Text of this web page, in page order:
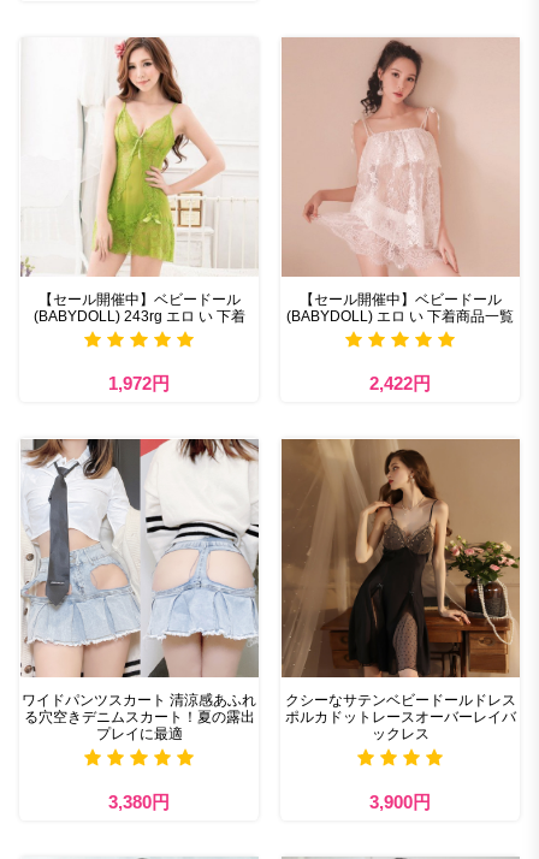
【セール開催中】ベビードール
(BABYDOLL) 243rg エロ い 下着
1,972円
【セール開催中】ベビードール
(BABYDOLL) エロ い 下着商品一覧
2,422円
ワイドパンツスカート 清涼感あふれ
る穴空きデニムスカート！夏の露出
プレイに最適
3,380円
クシーなサテンベビードールドレス
ポルカドットレースオーバーレイバ
ックレス
3,900円